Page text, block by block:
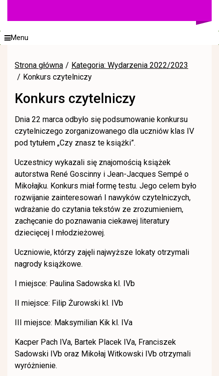
Menu
Strona główna
Kategoria: Wydarzenia 2022/2023
Konkurs czytelniczy
Konkurs czytelniczy
Dnia 22 marca odbyło się podsumowanie konkursu
czytelniczego zorganizowanego dla uczniów klas IV
pod tytułem „Czy znasz te książki”.
Uczestnicy wykazali się znajomością książek
autorstwa René Goscinny i Jean-Jacques Sempé o
Mikołajku. Konkurs miał formę testu. Jego celem było
rozwijanie zainteresowań I nawyków czytelniczych,
wdrażanie do czytania tekstów ze zrozumieniem,
zachęcanie do poznawania ciekawej literatury
dziecięcej I młodzieżowej.
Uczniowie, którzy zajęli najwyższe lokaty otrzymali
nagrody książkowe.
I miejsce: Paulina Sadowska kl. IVb
II miejsce: Filip Żurowski kl. IVb
III miejsce: Maksymilian Kik kl. IVa
Kacper Pach IVa, Bartek Placek IVa, Franciszek
Sadowski IVb oraz Mikołaj Witkowski IVb otrzymali
wyróżnienie.